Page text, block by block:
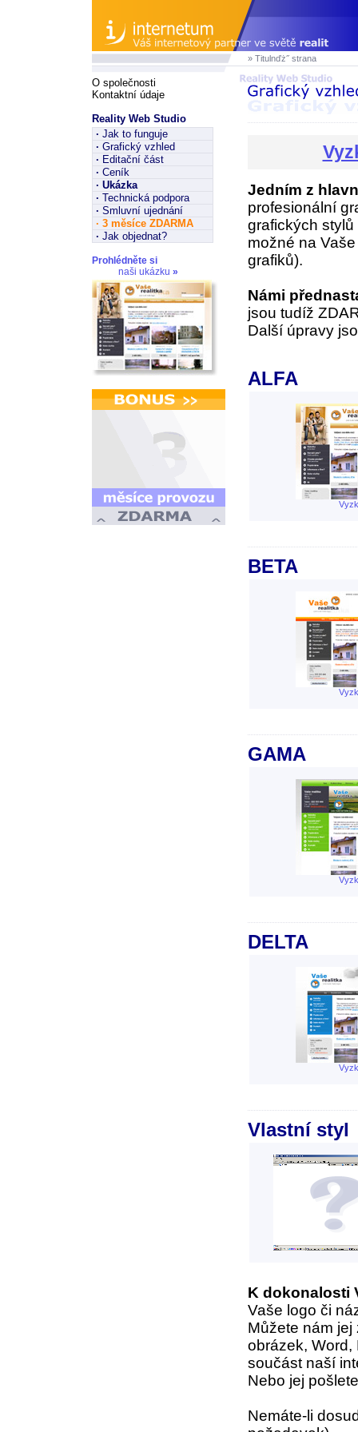
» Titulnďż˝ strana
O společnosti
Kontaktní údaje
Reality Web Studio
· Jak to funguje
· Grafický vzhled
· Editační část
· Ceník
· Ukázka
· Technická podpora
· Smluvní ujednání
· 3 měsíce ZDARMA
· Jak objednat?
Prohlédněte si
naši ukázku »
Jedním z
profesionální
grafických
možné na
grafiků).
Námi
jsou tudíž
Další úpravy
ALFA
BETA
GAMA
DELTA
Vlastní styl
K dokonalosti
Vaše logo či
Můžete nám
obrázek, Word,
součást naší
Nebo jej
Nemáte-li